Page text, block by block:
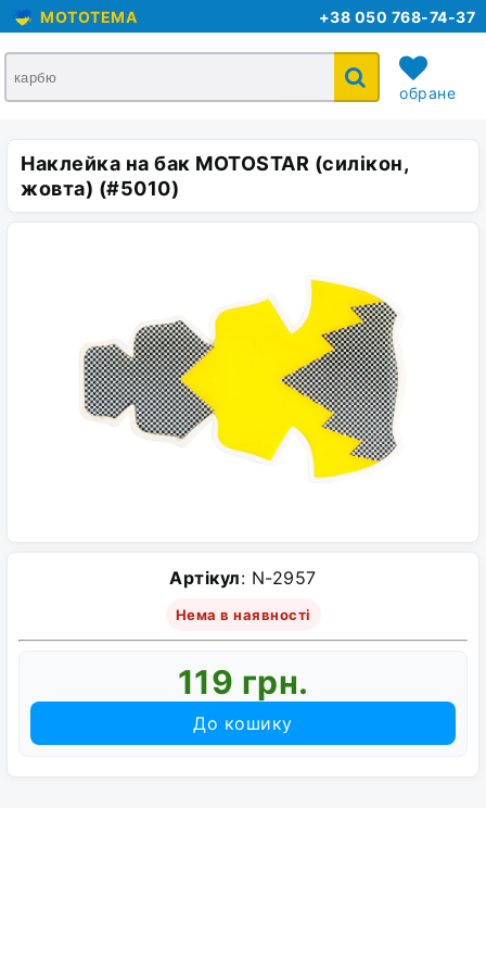
MOTOTEMA +38 050 768-74-37
обране
Наклейка на бак MOTOSTAR (силікон,
жовта) (#5010)
Артікул: N-2957
Нема в наявності
119 грн.
До кошику